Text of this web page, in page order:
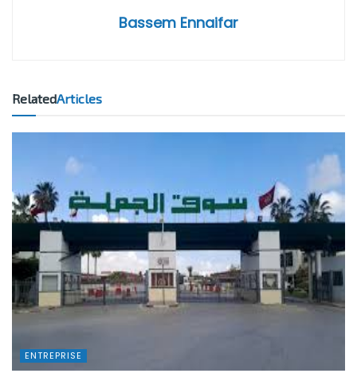
Bassem Ennaifar
RelatedArticles
ENTREPRISE